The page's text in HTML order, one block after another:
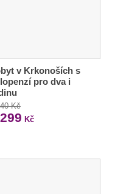
v Krkonoších s
pro dva i
Kč
Kč